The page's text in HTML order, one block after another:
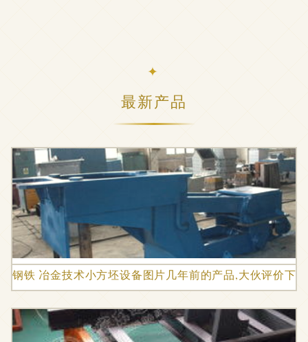
最新产品
钢铁 冶金技术小方坯设备图片几年前的产品,大伙评价下